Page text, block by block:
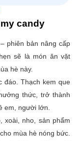
candy
phiên bản nâng cấp
sẽ là món ăn vặt
hè này.
đáo. Thạch kem que
thức, trở thành
em, người lớn.
xoài, nho, sản phẩm
mùa hè nóng bức.
công khai. Các